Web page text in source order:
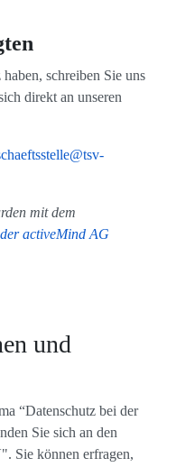
schreiben Sie uns
direkt an unseren
mit dem
activeMind AG
und
“Datenschutz bei der
Sie sich an den
Sie können erfragen,